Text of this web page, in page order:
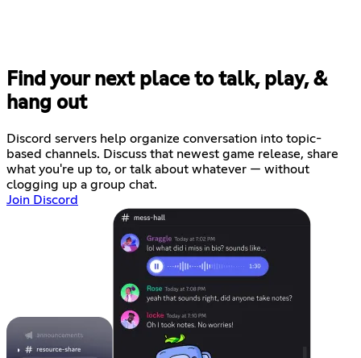
Find your next place to talk, play, &
hang out
Discord servers help organize conversation into topic-
based channels. Discuss that newest game release, share
what you're up to, or talk about whatever — without
clogging up a group chat.
Join Discord